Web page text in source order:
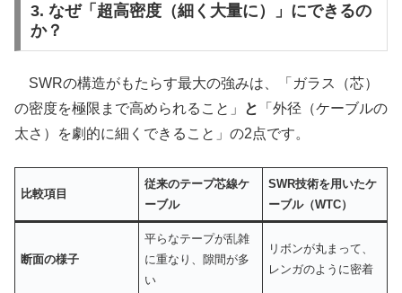
3. なぜ「超高密度（細く大量に）」にできるの
か？
SWRの構造がもたらす最大の強みは、「ガラス（芯）
の密度を極限まで高められること」
と
「外径（ケーブルの
太さ）を劇的に細くできること」の2点です。
比較項目
従来のテープ芯線ケ
ーブル
SWR技術を用いたケ
ーブル（WTC）
断面の様子
平らなテープが乱雑
に重なり、隙間が多
い
リボンが丸まって、
レンガのように密着